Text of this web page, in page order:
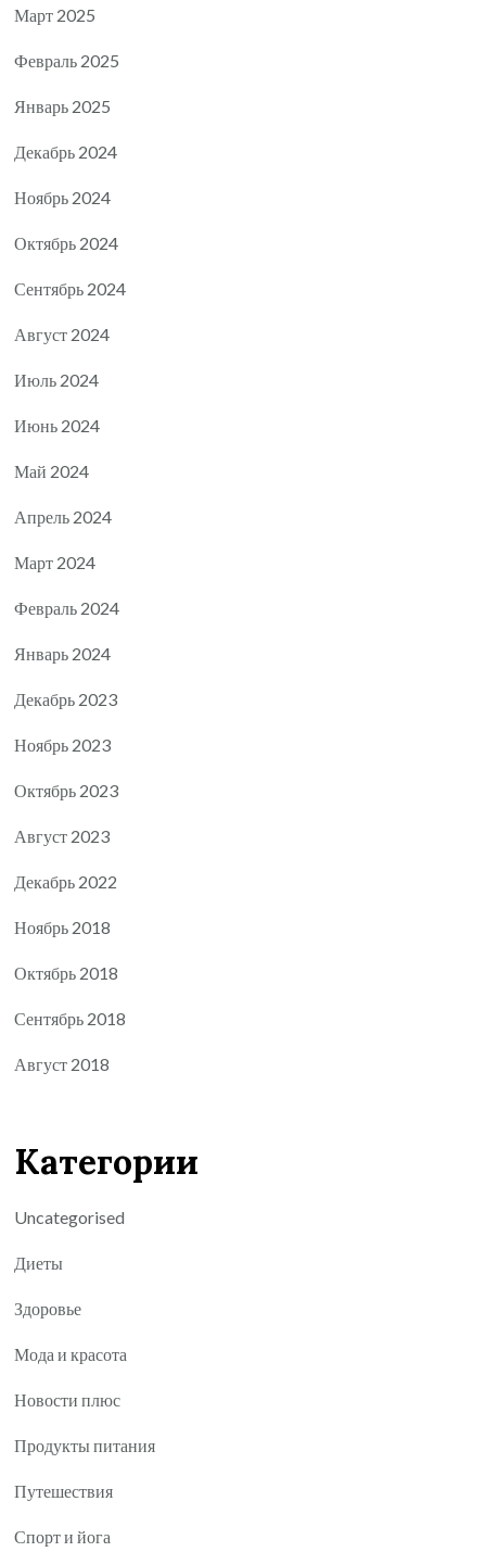
Март 2025
Февраль 2025
Январь 2025
Декабрь 2024
Ноябрь 2024
Октябрь 2024
Сентябрь 2024
Август 2024
Июль 2024
Июнь 2024
Май 2024
Апрель 2024
Март 2024
Февраль 2024
Январь 2024
Декабрь 2023
Ноябрь 2023
Октябрь 2023
Август 2023
Декабрь 2022
Ноябрь 2018
Октябрь 2018
Сентябрь 2018
Август 2018
Категории
Uncategorised
Диеты
Здоровье
Мода и красота
Новости плюс
Продукты питания
Путешествия
Спорт и йога